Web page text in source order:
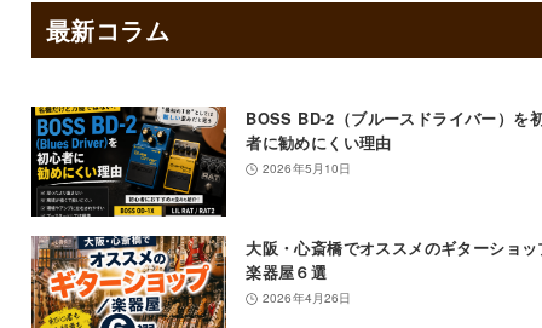
最新コラム
BOSS BD-2（ブルースドライバー）を
者に勧めにくい理由
2026年5月10日
大阪・心斎橋でオススメのギターショッ
楽器屋６選
2026年4月26日